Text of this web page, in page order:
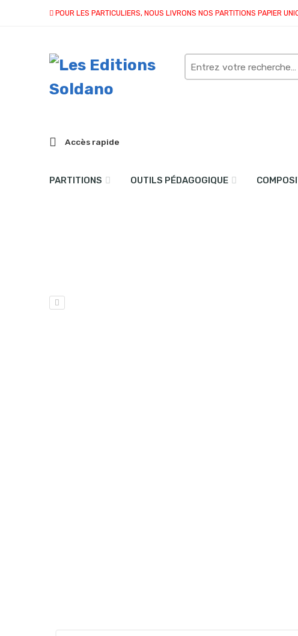
POUR LES PARTICULIERS, NOUS LIVRONS NOS PARTITIONS PAPIER
Search
here
Accès rapide
PARTITIONS OUTILS PÉDAGOGIQUE